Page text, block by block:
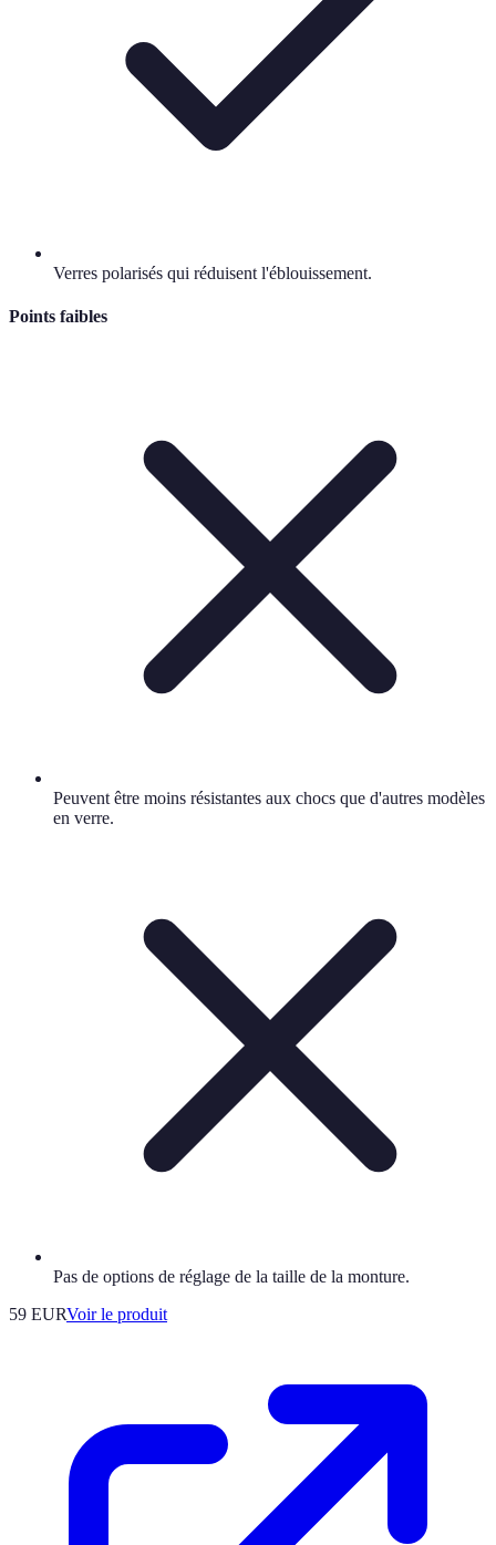
Verres polarisés qui réduisent l'éblouissement.
Points faibles
Peuvent être moins résistantes aux chocs que d'autres modèles
en verre.
Pas de options de réglage de la taille de la monture.
59 EURVoir le produit